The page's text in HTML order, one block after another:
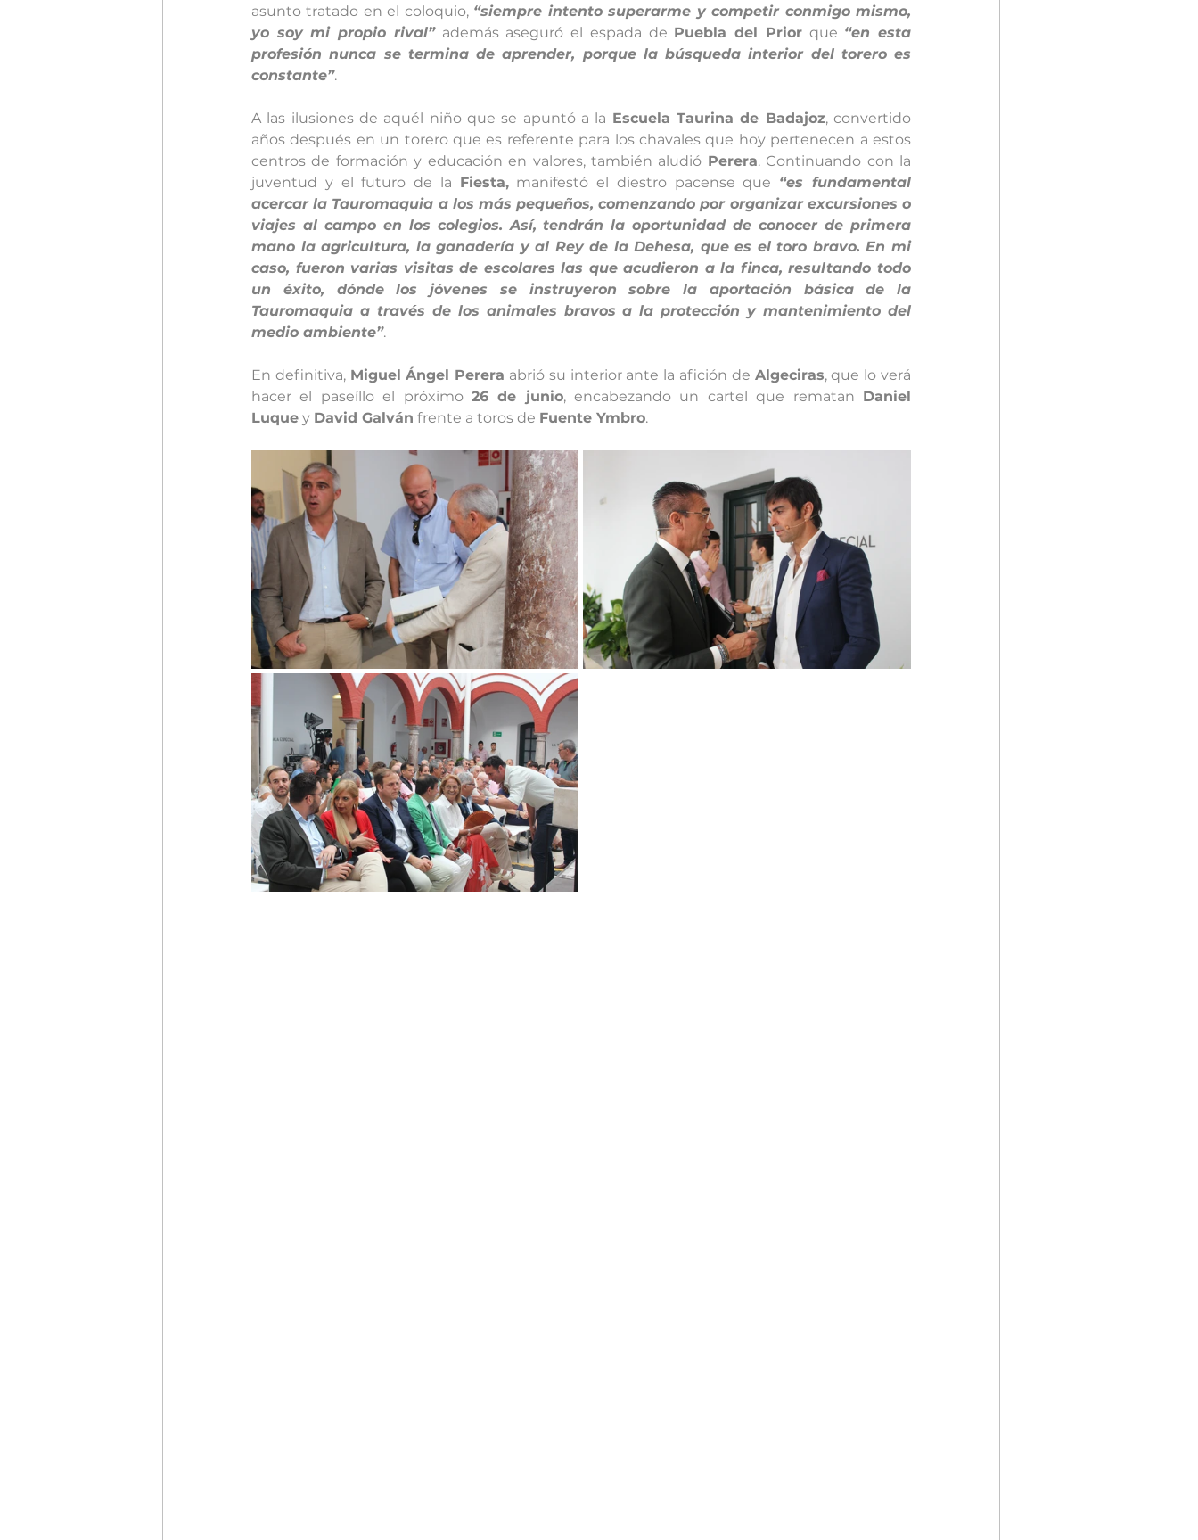
asunto tratado en el coloquio, “siempre intento superarme y competir conmigo mismo,
yo soy mi propio rival” además aseguró el espada de Puebla del Prior que “en esta
profesión nunca se termina de aprender, porque la búsqueda interior del torero es
constante”.
A las ilusiones de aquél niño que se apuntó a la Escuela Taurina de Badajoz, convertido
años después en un torero que es referente para los chavales que hoy pertenecen a estos
centros de formación y educación en valores, también aludió Perera. Continuando con la
juventud y el futuro de la Fiesta, manifestó el diestro pacense que “es fundamental
acercar la Tauromaquia a los más pequeños, comenzando por organizar excursiones o
viajes al campo en los colegios. Así, tendrán la oportunidad de conocer de primera
mano la agricultura, la ganadería y al Rey de la Dehesa, que es el toro bravo. En mi
caso, fueron varias visitas de escolares las que acudieron a la finca, resultando todo
un éxito, dónde los jóvenes se instruyeron sobre la aportación básica de la
Tauromaquia a través de los animales bravos a la protección y mantenimiento del
medio ambiente”.
En definitiva, Miguel Ángel Perera abrió su interior ante la afición de Algeciras, que lo verá
hacer el paseíllo el próximo 26 de junio, encabezando un cartel que rematan Daniel
Luque y David Galván frente a toros de Fuente Ymbro.